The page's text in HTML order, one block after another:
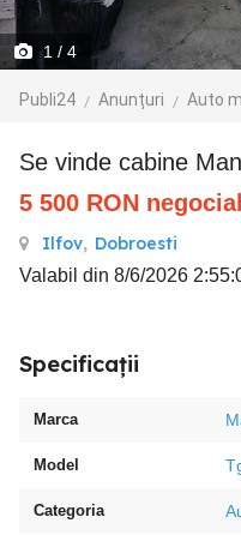
1 / 4
Publi24 Anunțuri Auto
se vinde cabine
5 500 RON
Ilfov, Dobroesti
Valabil din 8/6/2026
Specificații
Marca
Model
Categoria